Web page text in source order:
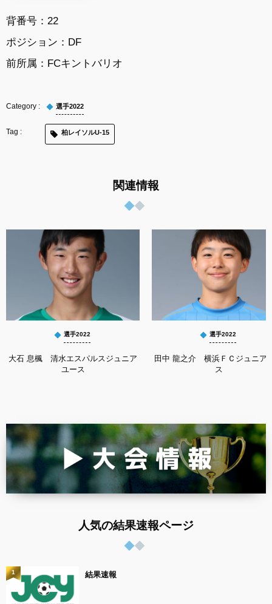
背番号：22
ポジション：DF
前所属： FCキントバリオ
選手2022
柏レイソルU-15
関連情報
選手2022
大石 息楓 清水エスパルスジュニア
ユース
選手2022
田中 龍之介 横浜ＦＣジュニア
ス
人気の結果速報ページ
結果速報
1